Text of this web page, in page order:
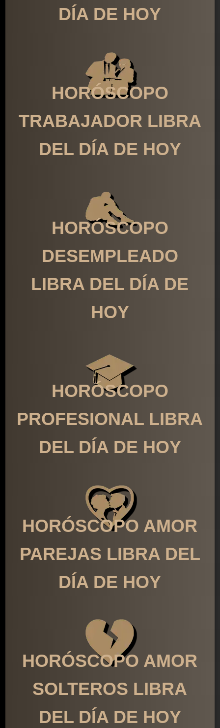
DÍA DE HOY
HORÓSCOPO
TRABAJADOR LIBRA
DEL DÍA DE HOY
HORÓSCOPO
DESEMPLEADO
LIBRA DEL DÍA DE
HOY
HORÓSCOPO
PROFESIONAL LIBRA
DEL DÍA DE HOY
HORÓSCOPO AMOR
PAREJAS LIBRA DEL
DÍA DE HOY
HORÓSCOPO AMOR
SOLTEROS LIBRA
DEL DÍA DE HOY